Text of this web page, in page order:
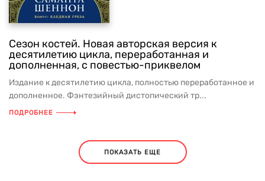
Сезон костей. Новая авторская версия к
десятилетию цикла, переработанная и
дополненная, с повестью-приквелом
Издание к десятилетию цикла, полностью переработанное и
дополненное. Фэнтезийный дистопический тр...
ПОДРОБНЕЕ
ПОКАЗАТЬ ЕЩЕ